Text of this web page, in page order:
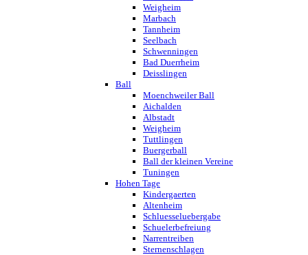
Weigheim
Marbach
Tannheim
Seelbach
Schwenningen
Bad Duerrheim
Deisslingen
Ball
Moenchweiler Ball
Aichalden
Albstadt
Weigheim
Tuttlingen
Buergerball
Ball der kleinen Vereine
Tuningen
Hohen Tage
Kindergaerten
Altenheim
Schluesseluebergabe
Schuelerbefreiung
Narrentreiben
Sternenschlagen